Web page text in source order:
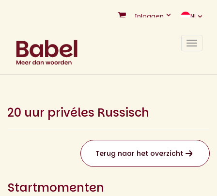
Inloggen NL
Toggle
20 uur privéles Russisch
Terug naar het overzicht
Startmomenten